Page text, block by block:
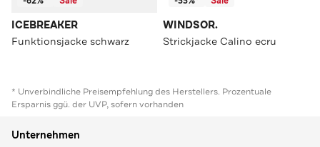
ICEBREAKER
Funktionsjacke schwarz
WINDSOR.
Strickjacke Calino ecru
* Unverbindliche Preisempfehlung des Herstellers. Prozentuale
Ersparnis ggü. der UVP, sofern vorhanden
Unternehmen